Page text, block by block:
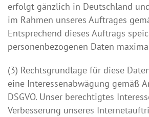
erfolgt gänzlich in Deutschland
im Rahmen unseres Auftrages
Entsprechend dieses Auftrags
personenbezogenen Daten
(3) Rechtsgrundlage für diese
eine Interessenabwägung gemäß
DSGVO. Unser berechtigtes
Verbesserung unseres